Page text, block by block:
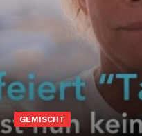
GEMISCHT